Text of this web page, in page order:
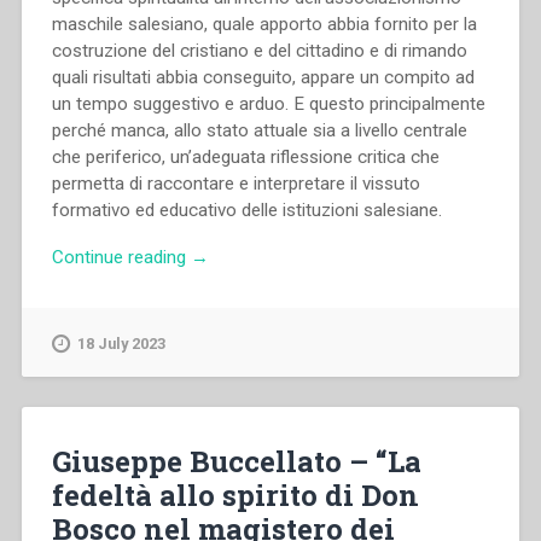
maschile salesiano, quale apporto abbia fornito per la
costruzione del cristiano e del cittadino e di rimando
quali risultati abbia conseguito, appare un compito ad
un tempo suggestivo e arduo. E questo principalmente
perché manca, allo stato attuale sia a livello centrale
che periferico, un’adeguata riflessione critica che
permetta di raccontare e interpretare il vissuto
formativo ed educativo delle istituzioni salesiane.
Continue reading “Rodolfo
SDB
dal
Secondo
→
18 July 2023
Giuseppe Buccellato – “La
fedeltà allo spirito di Don
Bosco nel magistero dei